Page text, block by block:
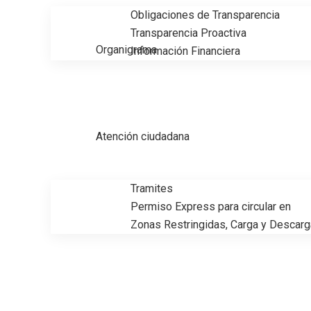
Obligaciones de Transparencia
Transparencia Proactiva
Información Financiera
Organigrama
Atención ciudadana
Tramites
Permiso Express para circular en
Zonas Restringidas, Carga y